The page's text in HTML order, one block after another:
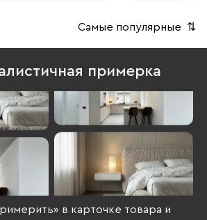
Самые популярные ⇅
примерка
в карточке товара и